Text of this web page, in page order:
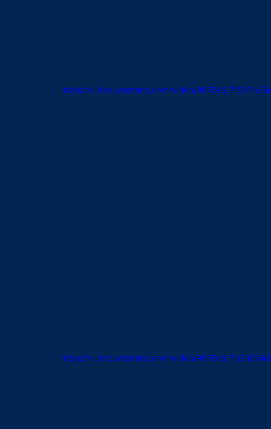
https://video.wixstatic.com/video/
https://video.wixstatic.com/video/